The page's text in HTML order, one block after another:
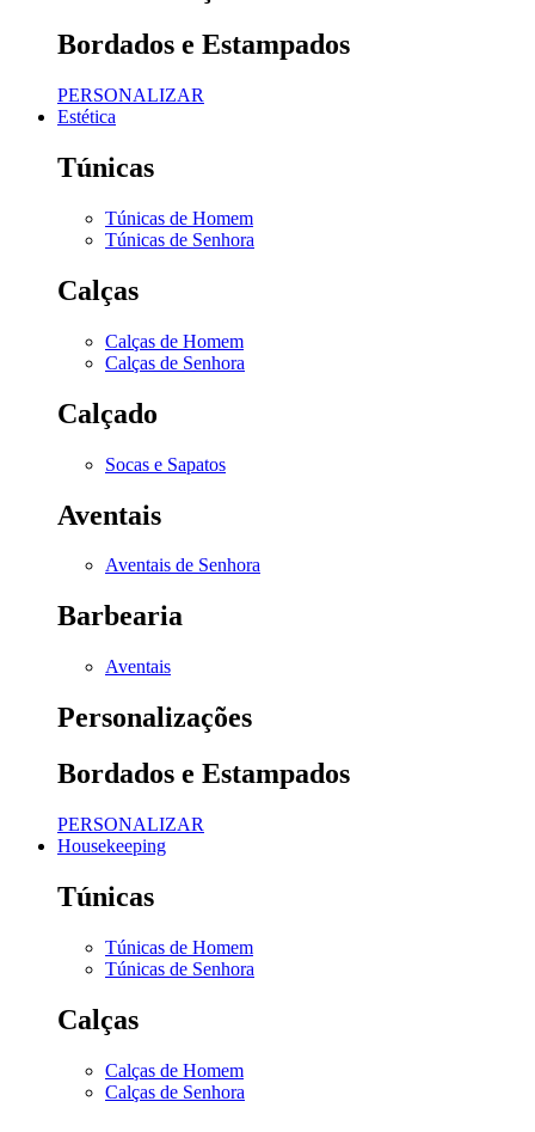
Bordados e Estampados
PERSONALIZAR
Estética
Túnicas
Túnicas de Homem
Túnicas de Senhora
Calças
Calças de Homem
Calças de Senhora
Calçado
Socas e Sapatos
Aventais
Aventais de Senhora
Barbearia
Aventais
Personalizações
Bordados e Estampados
PERSONALIZAR
Housekeeping
Túnicas
Túnicas de Homem
Túnicas de Senhora
Calças
Calças de Homem
Calças de Senhora